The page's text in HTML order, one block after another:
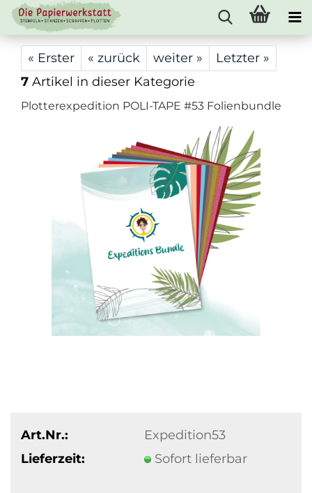
« Erster « zurück weiter »
Letzter »
7 Artikel in dieser Kategorie
Plotterexpedition POLI-TAPE #53 Folienbundle
Art.Nr.:
Expedition53
Lieferzeit:
Sofort lieferbar